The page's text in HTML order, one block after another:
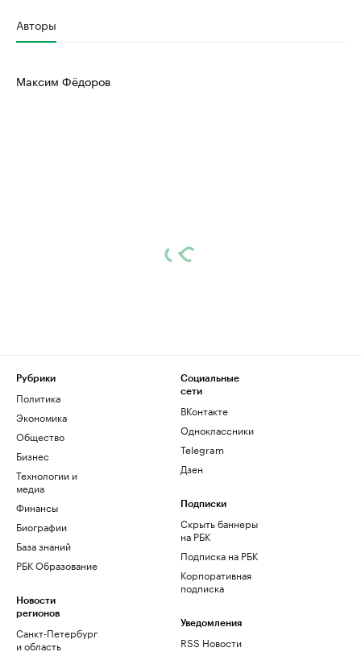
Авторы
Максим Фёдоров
Рубрики
Политика
Экономика
Общество
Бизнес
Технологии и
медиа
Финансы
Биографии
База знаний
РБК Образование
Новости
регионов
Санкт-Петербург
и область
Социальные
сети
ВКонтакте
Одноклассники
Telegram
Дзен
Подписки
Скрыть баннеры
на РБК
Подписка на РБК
Корпоративная
подписка
Уведомления
RSS Новости